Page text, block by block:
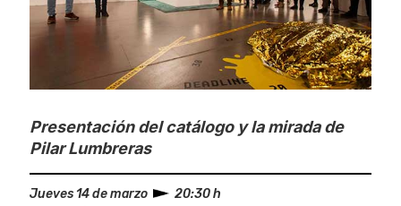
Presentación del catálogo y la mirada de
Pilar Lumbreras
Jueves 14 de marzo
20:30 h